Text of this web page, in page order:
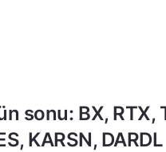
sonu: BX, RTX,
KARSN, DARDL